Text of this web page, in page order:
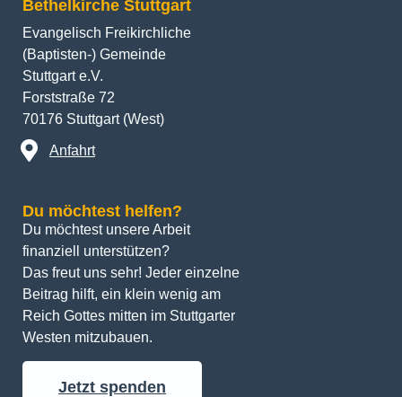
Evangelisch Freikirchliche
(Baptisten-) Gemeinde
Stuttgart e.V.
Forststraße 72
70176 Stuttgart (West)
Du möchtest unsere Arbeit
finanziell unterstützen?
Das freut uns sehr! Jeder einzelne
Beitrag hilft, ein klein wenig am
Reich Gottes mitten im Stuttgarter
Westen mitzubauen.